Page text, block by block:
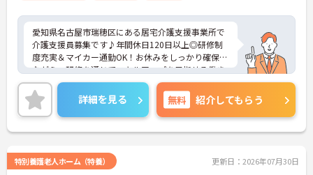
愛知県名古屋市瑞穂区にある居宅介護支援事業所で
介護支援員募集です♪年間休日120日以上◎研修制
度充実＆マイカー通勤OK！お休みをしっかり確保し
ながら、研修を通じてスキルアップを目指せる働き
やすい職場です。ご興味のある方には、面接対策ポ
イントなど、さらに詳細をご案内しますのでお気軽
にご相談ください！
詳細を見る 無料 紹介してもらう
特別養護老人ホーム（特養） 更新日：2026年07月30日